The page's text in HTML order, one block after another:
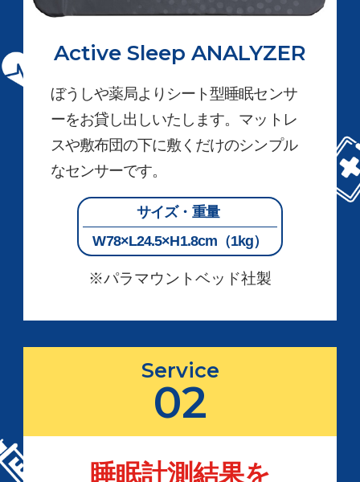
Active Sleep ANALYZER
ぼうしや薬局よりシート型睡眠センサ
ーをお貸し出しいたします。マットレ
スや敷布団の下に敷くだけのシンプル
なセンサーです。
サイズ・重量
W78×L24.5×H1.8cm（1kg）
※パラマウントベッド社製
Service
02
睡眠計測結果を